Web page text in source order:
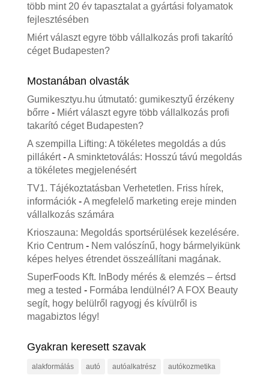
több mint 20 év tapasztalat a gyártási folyamatok
fejlesztésében
Miért választ egyre több vállalkozás profi takarító
céget Budapesten?
Mostanában olvasták
Gumikesztyu.hu útmutató: gumikesztyű érzékeny
bőrre- Miért választ egyre több vállalkozás profi
takarító céget Budapesten?
A szempilla Lifting: A tökéletes megoldás a dús
pillákért-A sminktetoválás: Hosszú távú megoldás
a tökéletes megjelenésért
TV1. Tájékoztatásban Verhetetlen. Friss hírek,
információk-A megfelelő marketing ereje minden
vállalkozás számára
Krioszauna: Megoldás sportsérülések kezelésére.
Krio Centrum- Nem valószínű, hogy bármelyikünk
képes helyes étrendet összeállítani magának.
SuperFoods Kft. InBody mérés & elemzés – értsd
meg a tested - Formába lendülnél? A FOX Beauty
segít, hogy belülről ragyogj és kívülről is
magabiztos légy!
Gyakran keresett szavak
alakformálás autó autóalkatrész autókozmetika